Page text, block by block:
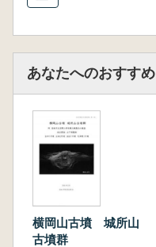
について(庄 政典)
あなたへのおすすめ
横岡山古墳 城所山
古墳群